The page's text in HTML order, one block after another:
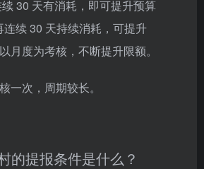
30 天有消耗，即可提升预算
续 30 天持续消耗，可提升
度为考核，不断提升限额。
一次，周期较长。
的提报条件是什么？